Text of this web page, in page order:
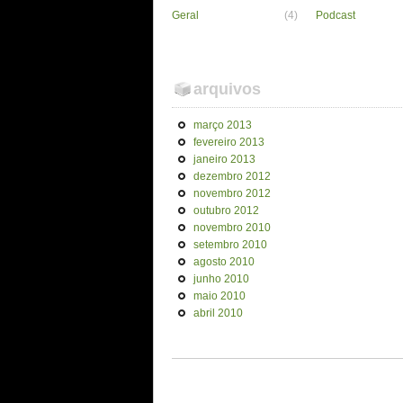
Geral (4) Podcast
arquivos
março 2013
fevereiro 2013
janeiro 2013
dezembro 2012
novembro 2012
outubro 2012
novembro 2010
setembro 2010
agosto 2010
junho 2010
maio 2010
abril 2010